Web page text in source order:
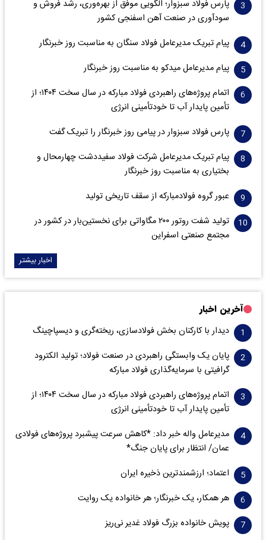
پارس فولاد سبزوار؛ الگویی موفق از بهره‌وری، رشد فروش و
سود‌آوری در صنعت آهن اسفنجی کشور
پیام تبریک مدیرعامل فولاد سنگان به مناسبت روز خبرنگار
پیام مدیرعامل میدکو به مناسبت روز خبرنگار
اتمام پروژه‌های راهبردی فولاد مبارکه در سال سخت ۱۴۰۴؛ از
تأمین پایدار آب تا خودتأمینی انرژی
پارس فولاد سبزوار در پیامی روز خبرنگار را تبریک گفت
پیام تبریک مدیرعامل شرکت فولاد سفیددشت چهارمحال و
بختیاری به مناسبت روز خبرنگار
عبور گروه فولادمبارکه از سقف تاریخی تولید
تولید شفت روتور ۲۰۰ مگاواتی برای نخستین‌بار در کشور در
مجتمع صنعتی اسفراین
اخبار بیشتر
آخرین اخبار
دیدار با کارکنان بخش فولادسازی، ریخته‌گری و دیسپاچینگ
پایان یک وابستگی راهبردی در صنعت فولاد؛ تولید الکترود
گرافیتی با سرمایه‌گذاری فولاد مبارکه
اتمام پروژه‌های راهبردی فولاد مبارکه در سال سخت ۱۴۰۴؛ از
تأمین پایدار آب تا خودتأمینی انرژی
مدیرعامل واله خبر داد: *کاهش سرعت پیشبرد پروژه‌های فولادی
عمان/ انتظار برای پایان جنگ*
اعتماد؛ ارزشمندترین ذخیره ایران
هر همکار، یک خبرنگار؛ هر خانواده یک روایت
پویش خانواده بزرگ فولاد غدیر نی‌ریز